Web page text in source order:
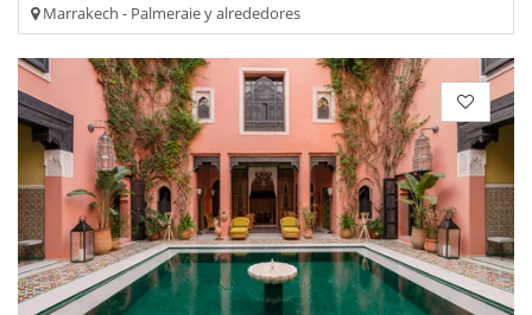
Marrakech - Palmeraie y alrededores